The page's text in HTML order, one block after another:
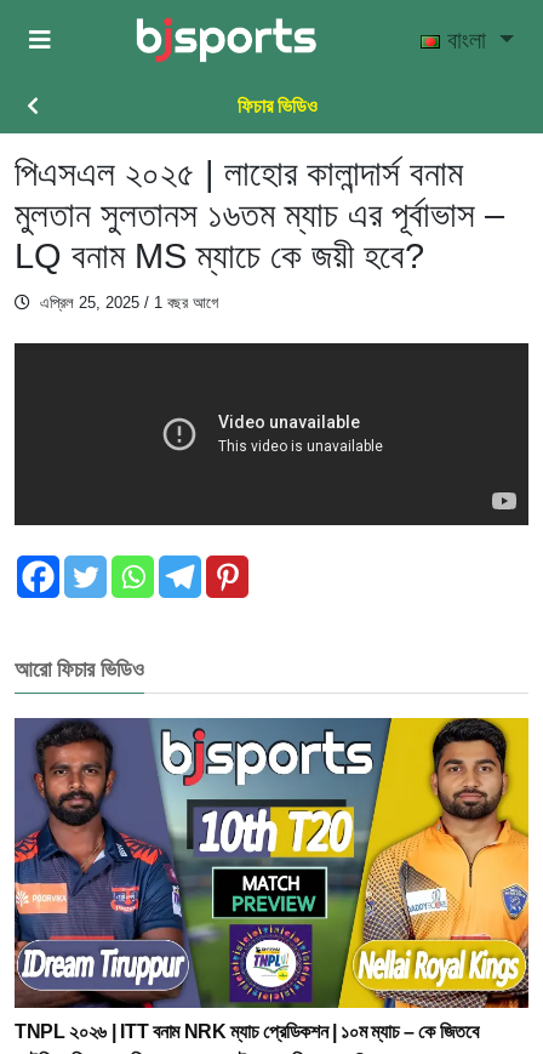
Skip to main content
বাংলা
ফিচার ভিডিও
পিএসএল ২০২৫ | লাহোর কালান্দার্স বনাম
মুলতান সুলতানস ১৬তম ম্যাচ এর পূর্বাভাস –
LQ বনাম MS ম্যাচে কে জয়ী হবে?
এপ্রিল 25, 2025 / 1 বছর আগে
আরো ফিচার ভিডিও
TNPL ২০২৬ | ITT বনাম NRK ম্যাচ প্রেডিকশন | ১০ম ম্যাচ – কে জিতবে